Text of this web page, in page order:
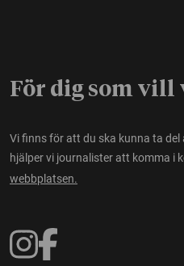
För dig som vill
Vi finns för att du ska kunna ta
hjälper vi journalister att komma i
webbplatsen.